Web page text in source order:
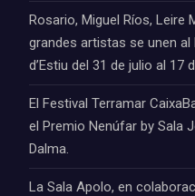
Rosario, Miguel Ríos, Leire
grandes artistas se unen al
d’Estiu del 31 de julio al 17
El Festival Terramar
el Premio Nenúfar by Sala
Dalma.
La Sala Apolo, en